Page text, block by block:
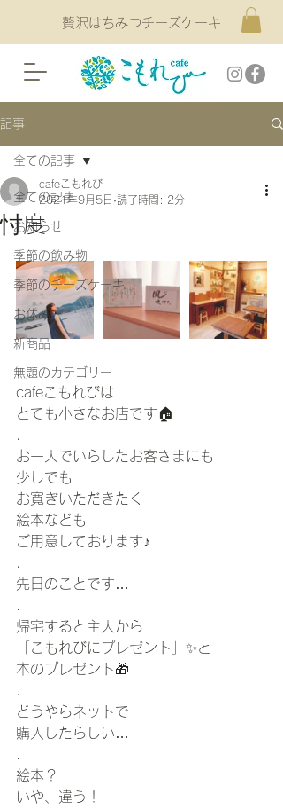
贅沢はちみつチーズケーキ
記事
全ての記事
お知らせ
季節の飲み物
季節のチーズケーキ
お休み
新商品
無題のカテゴリー
全ての記事
忖度
cafeこもれび
2021年9月5日 読了時間: 2分
.
cafeこもれびは
とても小さなお店です🏠
お一人でいらしたお客さまにも
少しでも
お寛ぎいただきたく
絵本なども
ご用意しております♪
先日のことです…
帰宅すると主人から
「こもれびにプレゼント」✨と
本のプレゼント🎁
どうやらネットで
購入したらしい…
絵本？
いや、違う！